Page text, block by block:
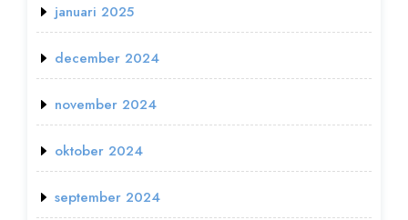
januari 2025
december 2024
november 2024
oktober 2024
september 2024